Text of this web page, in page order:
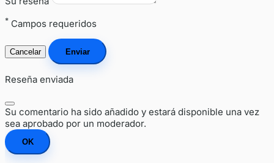
* Campos requeridos
Cancelar Enviar
Reseña enviada
Su comentario ha sido añadido y estará disponible una vez
sea aprobado por un moderador.
OK